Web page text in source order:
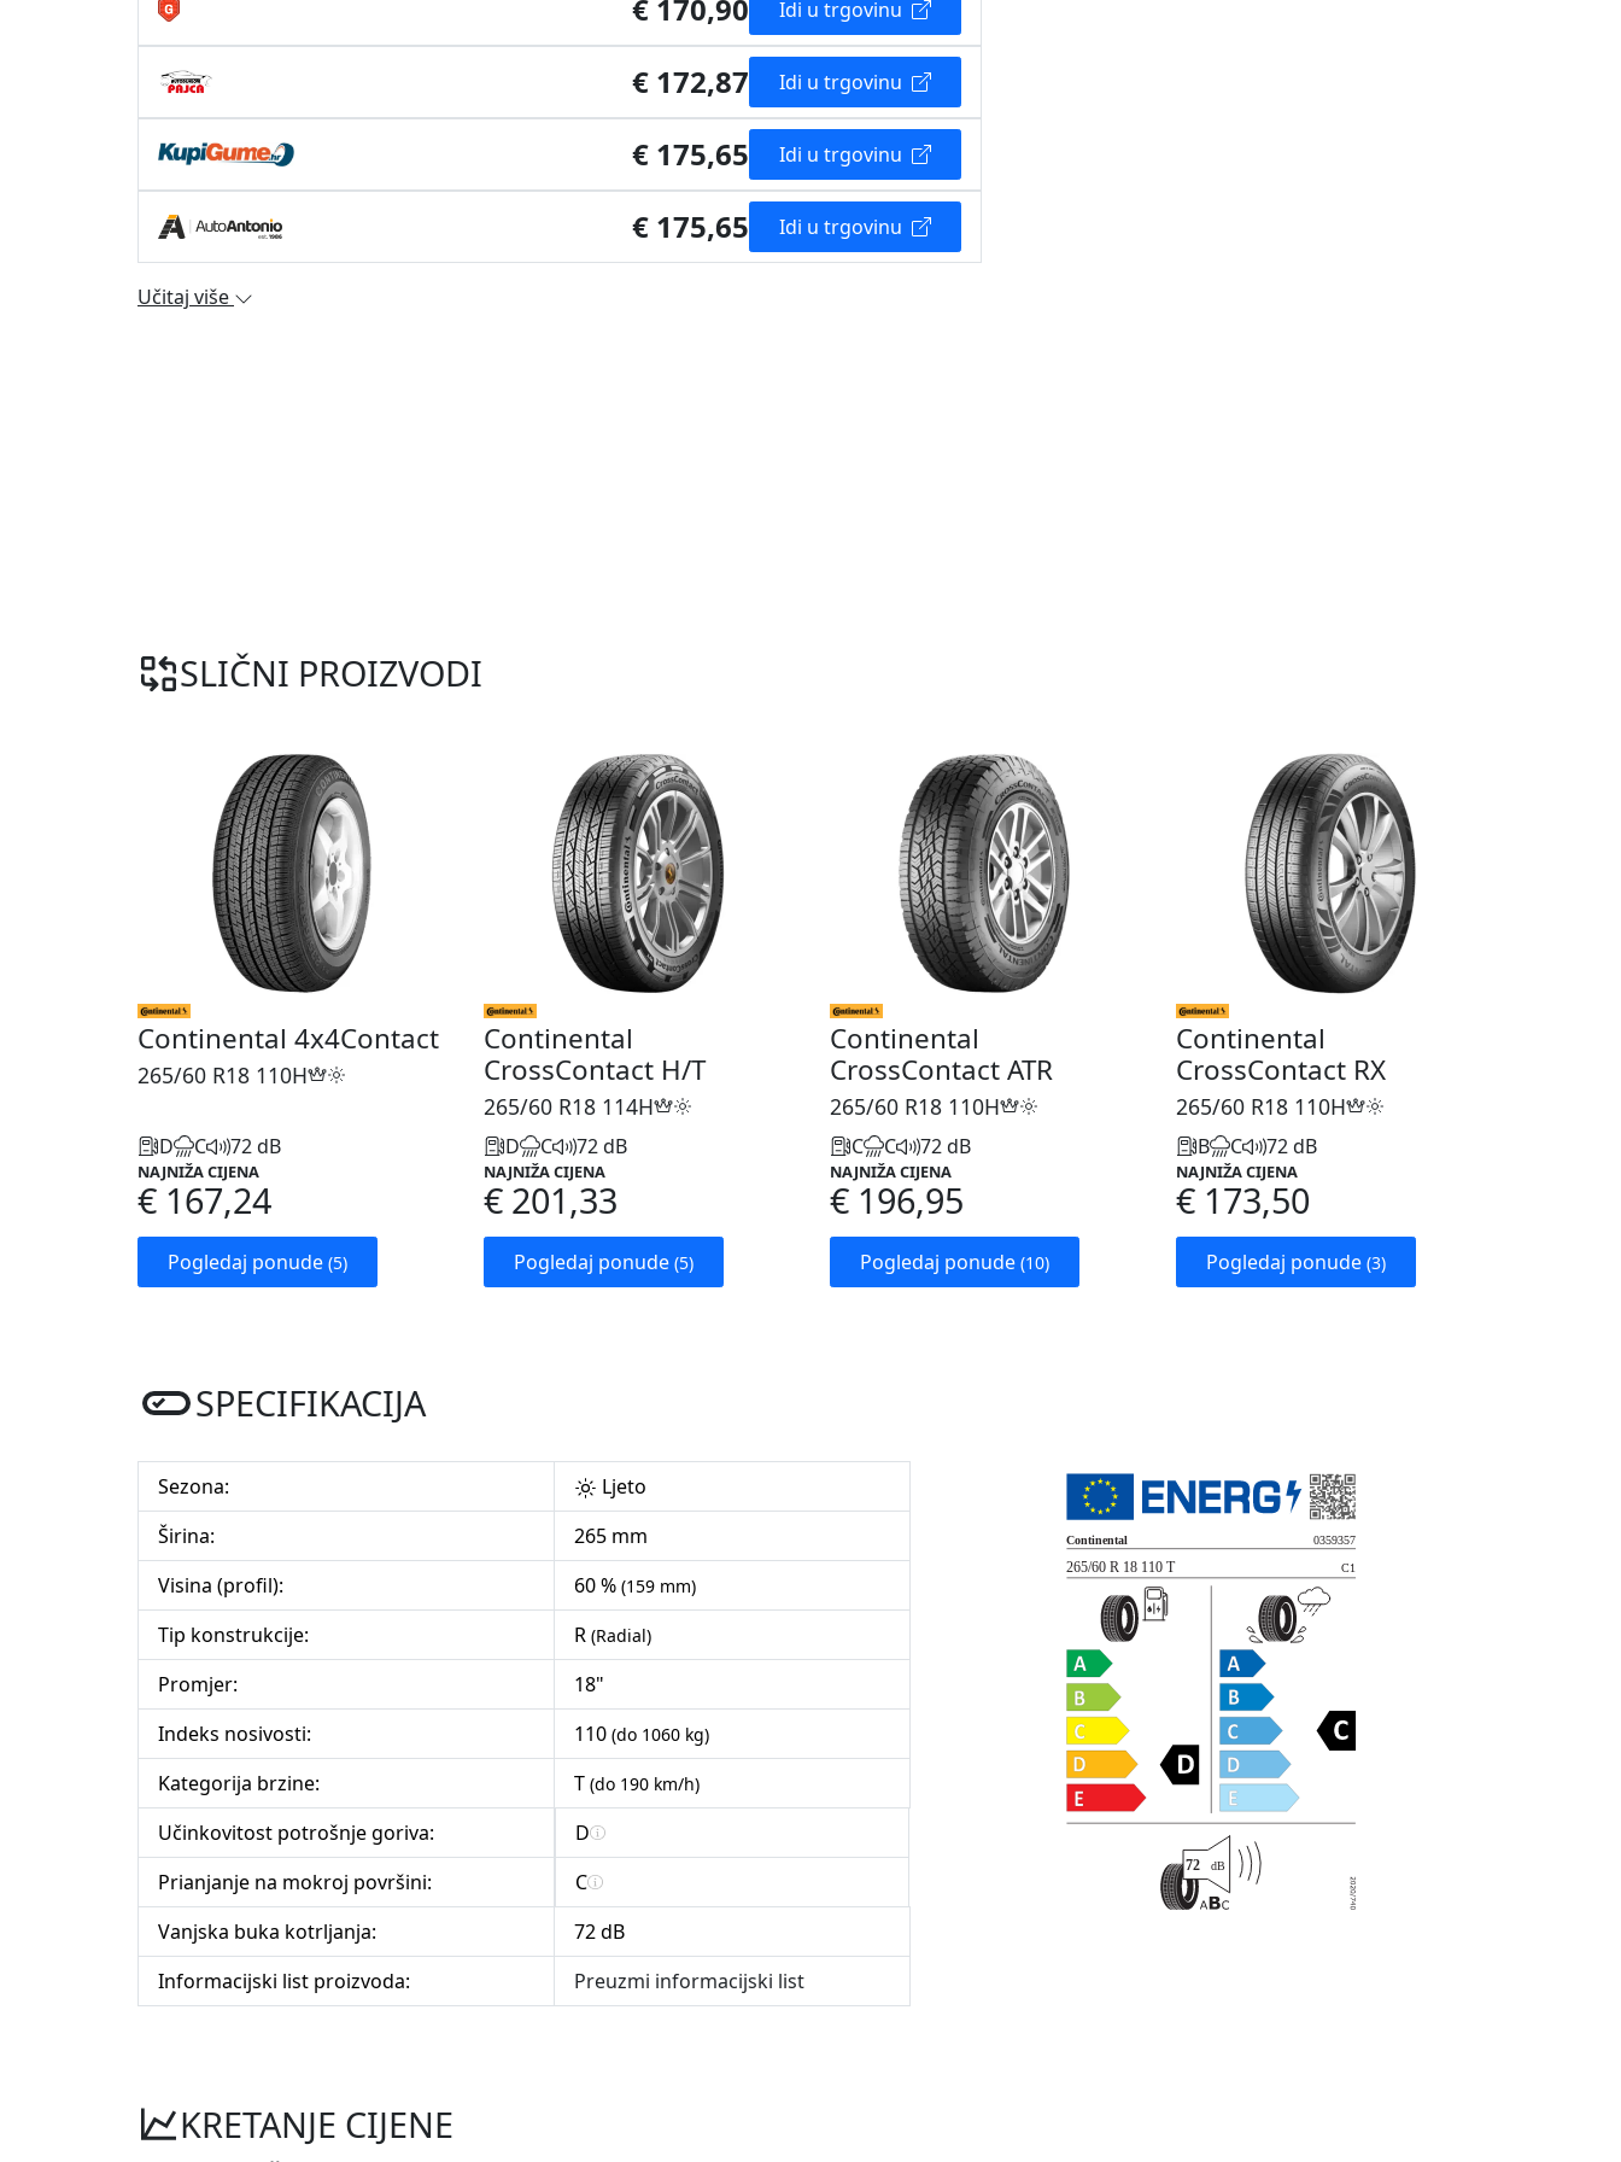
€ 170,90 Idi u trgovinu
€ 172,87 Idi u trgovinu
€ 175,65 Idi u trgovinu
€ 175,65 Idi u trgovinu
Učitaj više
SLIČNI PROIZVODI
Continental 4x4Contact
265/60 R18 110H
D C 72 dB
NAJNIŽA CIJENA
€ 167,24
Pogledaj ponude (5)
Continental
CrossContact H/T
265/60 R18 114H
D C 72 dB
NAJNIŽA CIJENA
€ 201,33
Pogledaj ponude (5)
Continental
CrossContact ATR
265/60 R18 110H
C C 72 dB
NAJNIŽA CIJENA
€ 196,95
Pogledaj ponude (10)
Continental
CrossContact RX
265/60 R18 110H
B C 72 dB
NAJNIŽA CIJENA
€ 173,50
Pogledaj ponude (3)
SPECIFIKACIJA
Sezona:
Ljeto
Širina:
265 mm
Visina (profil):
60 % (159 mm)
Tip konstrukcije: R (Radial)
Promjer:
18"
Indeks nosivosti:
110 (do 1060 kg)
Kategorija brzine: T (do 190 km/h)
Učinkovitost potrošnje goriva:
D
Prianjanje na mokroj površini:
C
Vanjska buka kotrljanja:
72 dB
Informacijski list proizvoda:
Preuzmi informacijski list
KRETANJE CIJENE